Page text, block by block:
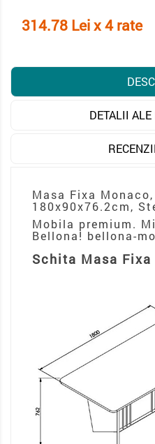
314.78 Lei x 4 rate
DETALII
Masa Fixa Monaco,
180x90x76.2cm,
Mobila premium.
Bellona! bellona-
Schita Masa Fixa